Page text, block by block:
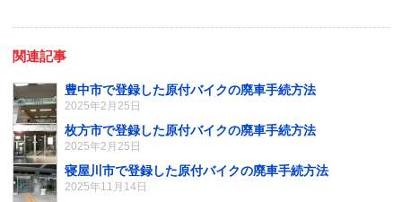
関連記事
豊中市で登録した原付バイクの廃車手続方法
2025年2月25日
枚方市で登録した原付バイクの廃車手続方法
2025年2月25日
寝屋川市で登録した原付バイクの廃車手続方法
2025年11月14日